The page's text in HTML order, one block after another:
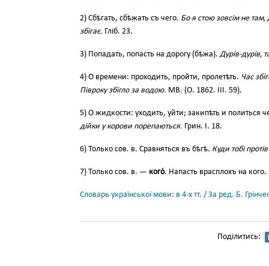
2) Сбѣгать, сбѣжать съ чего. Бо я стою зовсім не
збігає. Гліб. 23.
3) Попадать, попасть на дорогу (бѣжа).Дурів-дурів,
4) О времени: проходить, пройти, пролетѣть. Час
Півроку збігло за водою. МВ. (О. 1862. III. 59).
5) О жидкости: уходить, уйти; закипѣть и политься
дійки у корови порепаються. Грин. І. 18.
6) Только сов. в. Сравняться въ бѣгѣ. Куди тобі
7) Только сов. в. — кого́. Напасть врасплохъ на кого.
Словарь української мови: в 4-х тт. / За ред. Б.
Поділитись: